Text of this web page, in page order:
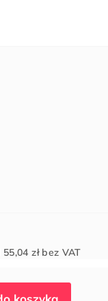
55,04 złbez VAT